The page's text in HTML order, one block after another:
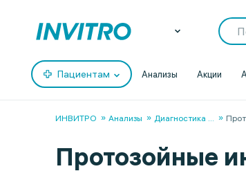
Пациентам Анализы Акции
ИНВИТРО Анализы Диагностика ...
Протозойные